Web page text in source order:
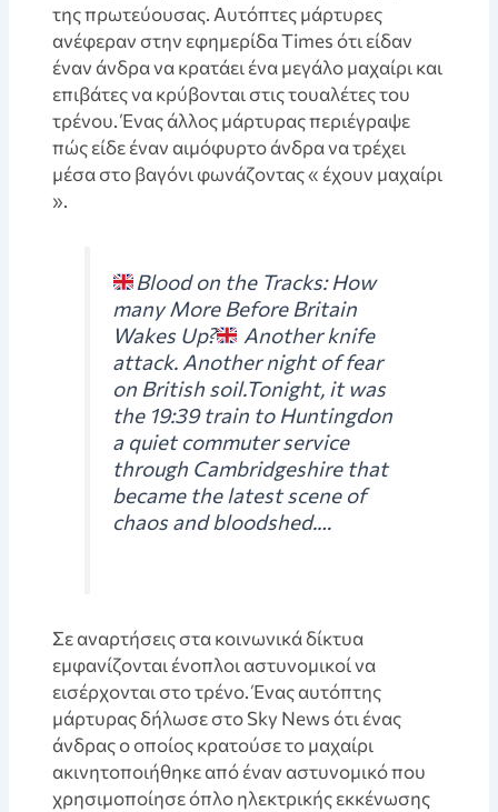
της πρωτεύουσας. Αυτόπτες μάρτυρες
ανέφεραν στην εφημερίδα Times ότι είδαν
έναν άνδρα να κρατάει ένα μεγάλο μαχαίρι και
επιβάτες να κρύβονται στις τουαλέτες του
τρένου. Ένας άλλος μάρτυρας περιέγραψε
πώς είδε έναν αιμόφυρτο άνδρα να τρέχει
μέσα στο βαγόνι φωνάζοντας « έχουν μαχαίρι
».
Blood on the Tracks: How
many More Before Britain
Wakes Up?
Another knife
attack. Another night of fear
on British soil.Tonight, it was
the 19:39 train to Huntingdon
a quiet commuter service
through Cambridgeshire that
became the latest scene of
chaos and bloodshed.…
Σε αναρτήσεις στα κοινωνικά δίκτυα
εμφανίζονται ένοπλοι αστυνομικοί να
εισέρχονται στο τρένο. Ένας αυτόπτης
μάρτυρας δήλωσε στο Sky News ότι ένας
άνδρας ο οποίος κρατούσε το μαχαίρι
ακινητοποιήθηκε από έναν αστυνομικό που
χρησιμοποίησε όπλο ηλεκτρικής εκκένωσης